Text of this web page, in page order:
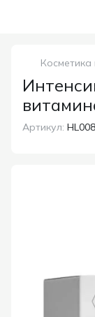
Артикул: HL008